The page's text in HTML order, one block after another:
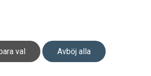
val Avböj alla
Ismojiggarna görs i lite andra färger än
Ismo-sortimentet att komplettera
Ninnimeister designad av Ninni